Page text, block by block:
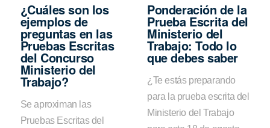
¿Cuáles son los
ejemplos de
preguntas en las
Pruebas Escritas
del Concurso
Ministerio del
Trabajo?
Se aproximan las
Pruebas Escritas del
Ponderación de la
Prueba Escrita del
Ministerio del
Trabajo: Todo lo
que debes saber
¿Te estás preparando
para la prueba escrita del
Ministerio del Trabajo